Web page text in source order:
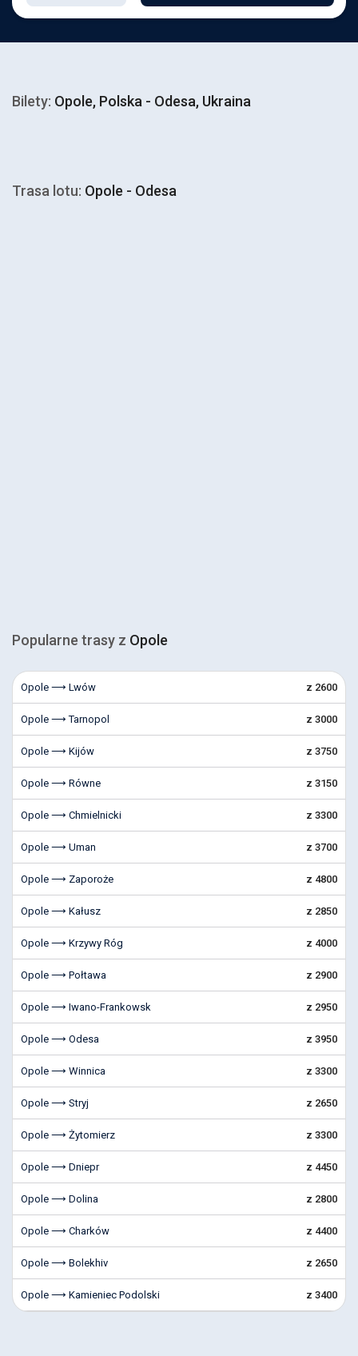
Bilety: Opole, Polska - Odesa, Ukraina
Trasa lotu: Opole - Odesa
Popularne trasy z Opole
Opole ⟶ Lwów z 2600
Opole ⟶ Tarnopol z 3000
Opole ⟶ Kijów z 3750
Opole ⟶ Równe z 3150
Opole ⟶ Chmielnicki z 3300
Opole ⟶ Uman z 3700
Opole ⟶ Zaporoże z 4800
Opole ⟶ Kałusz z 2850
Opole ⟶ Krzywy Róg z 4000
Opole ⟶ Połtawa z 2900
Opole ⟶ Iwano-Frankowsk z 2950
Opole ⟶ Odesa z 3950
Opole ⟶ Winnica z 3300
Opole ⟶ Stryj z 2650
Opole ⟶ Żytomierz z 3300
Opole ⟶ Dniepr z 4450
Opole ⟶ Dolina z 2800
Opole ⟶ Charków z 4400
Opole ⟶ Bolekhiv z 2650
Opole ⟶ Kamieniec Podolski z 3400